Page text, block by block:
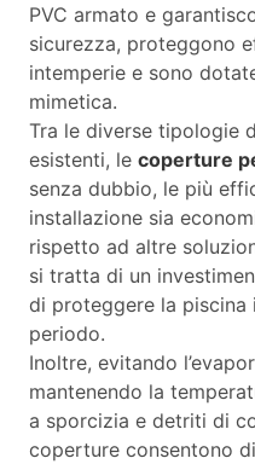
PVC armato e
sicurezza, proteggono
intemperie e sono
mimetica.
Tra le diverse tipologie
esistenti, le coperture
senza dubbio, le più
installazione sia
rispetto ad altre
si tratta di un
di proteggere la piscina
periodo.
Inoltre, evitando
mantenendo la
a sporcizia e detriti di
coperture consentono di